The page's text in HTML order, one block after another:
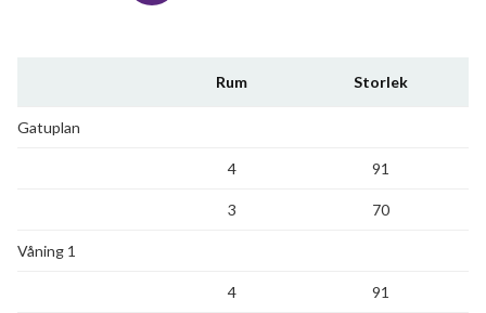
Rum Storlek
Gatuplan
4 91
3 70
Våning 1
4 91